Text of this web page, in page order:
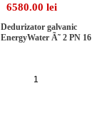
6580.00 lei
Dedurizator galvanic
EnergyWater Ã˜ 2 PN 16